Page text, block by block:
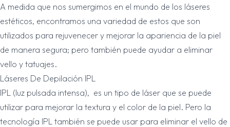
A medida que nos sumergimos en el mundo de los láseres
estéticos, encontramos una variedad de estos que son
utilizados para rejuvenecer y mejorar la apariencia de la piel
de manera segura; pero también puede ayudar a eliminar
vello y tatuajes.
Láseres De Depilación IPL
IPL (luz pulsada intensa), es un tipo de láser que se puede
utilizar para mejorar la textura y el color de la piel. Pero la
tecnología IPL también se puede usar para eliminar el vello de